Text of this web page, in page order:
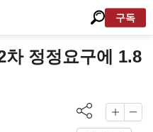
구독
차 정정요구에 1.8